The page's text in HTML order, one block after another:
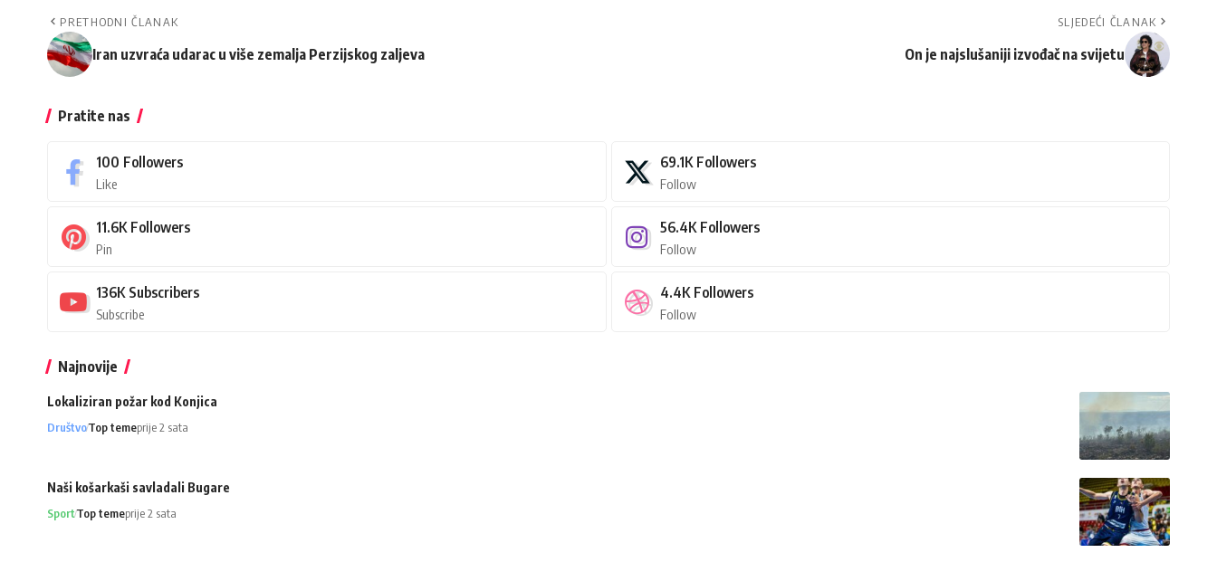
PRETHODNI ČLANAK
Iran uzvraća udarac u više zemalja Perzijskog zaljeva
SLJEDEĆI ČLANAK
On je najslušaniji izvođač na svijetu
Pratite nas
100 Followers
Like
69.1K Followers
Follow
11.6K Followers
Pin
56.4K Followers
Follow
136K Subscribers
Subscribe
4.4K Followers
Follow
Najnovije
Lokaliziran požar kod Konjica
DruštvoTop temeprije 2 sata
Naši košarkaši savladali Bugare
SportTop temeprije 2 sata